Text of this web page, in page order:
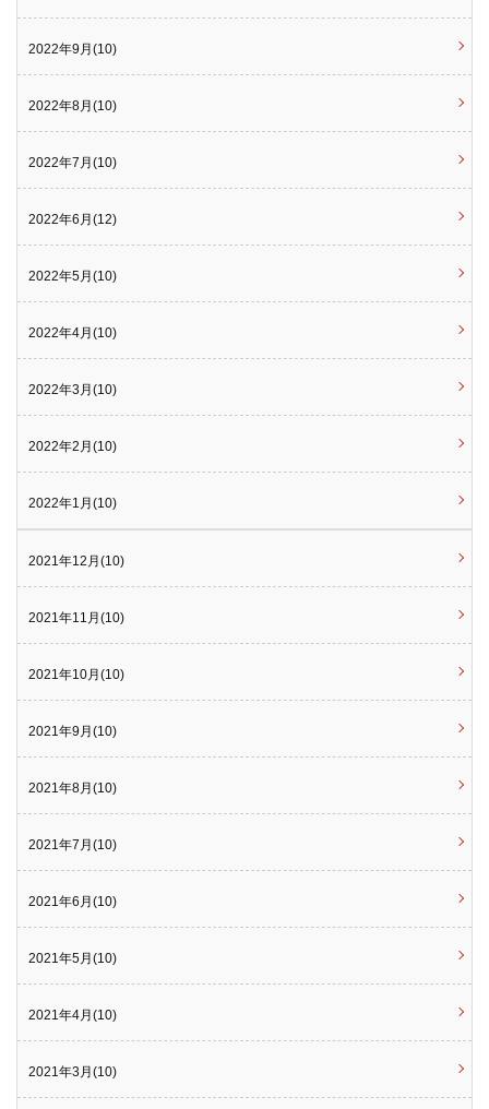
2022年9月(10)
2022年8月(10)
2022年7月(10)
2022年6月(12)
2022年5月(10)
2022年4月(10)
2022年3月(10)
2022年2月(10)
2022年1月(10)
2021年12月(10)
2021年11月(10)
2021年10月(10)
2021年9月(10)
2021年8月(10)
2021年7月(10)
2021年6月(10)
2021年5月(10)
2021年4月(10)
2021年3月(10)